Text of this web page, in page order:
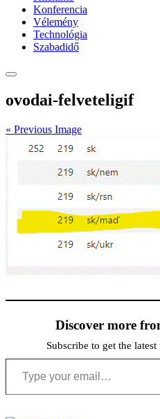
Konferencia
Vélemény
Technológia
Szabadidő
ovodai-felveteligif
« Previous Image
Discover more
Subscribe to get the
Type your email…